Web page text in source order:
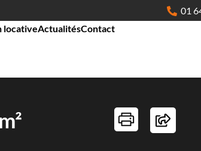
01
locativeActualitésContact